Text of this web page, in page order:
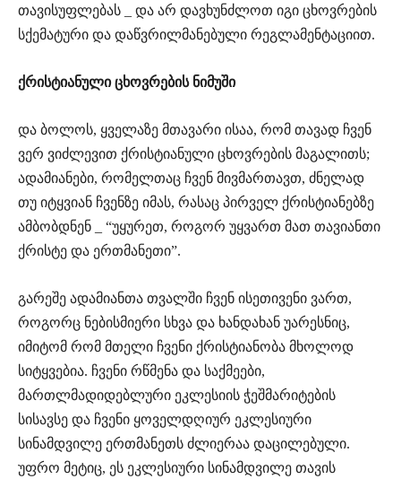
თავისუფლებას _ და არ დავხუნძლოთ იგი ცხოვრების
სქემატური და დაწვრილმანებული რეგლამენტაციით.
ქრისტიანული ცხოვრების ნიმუში
და ბოლოს, ყველაზე მთავარი ისაა, რომ თავად ჩვენ
ვერ ვიძლევით ქრისტიანული ცხოვრების მაგალითს;
ადამიანები, რომელთაც ჩვენ მივმართავთ, ძნელად
თუ იტყვიან ჩვენზე იმას, რასაც პირველ ქრისტიანებზე
ამბობდნენ _ “უყურეთ, როგორ უყვართ მათ თავიანთი
ქრისტე და ერთმანეთი”.
გარეშე ადამიანთა თვალში ჩვენ ისეთივენი ვართ,
როგორც ნებისმიერი სხვა და ხანდახან უარესნიც,
იმიტომ რომ მთელი ჩვენი ქრისტიანობა მხოლოდ
სიტყვებია. ჩვენი რწმენა და საქმეები,
მართლმადიდებლური ეკლესიის ჭეშმარიტების
სისავსე და ჩვენი ყოველდღიურ ეკლესიური
სინამდვილე ერთმანეთს ძლიერაა დაცილებული.
უფრო მეტიც, ეს ეკლესიური სინამდვილე თავის